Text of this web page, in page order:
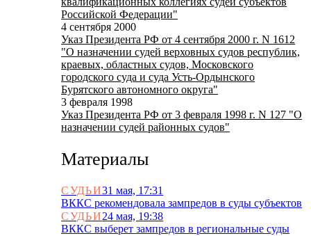
Российской Федерации"
4 сентября 2000
Указ Президента РФ от 4 сентября 2000 г. N 1612
"О назначении судей верховных судов республик,
краевых, областных судов, Московского
городского суда и суда Усть-Ордынского
Бурятского автономного округа"
3 февраля 1998
Указ Президента РФ от 3 февраля 1998 г. N 127 "О
назначении судей районных судов"
Материалы
СУДЬИ31 мая, 17:31
ВККС рекомендовала зампредов в суды субъектов
СУДЬИ24 мая, 19:38
ВККС выберет зампредов в региональные суды